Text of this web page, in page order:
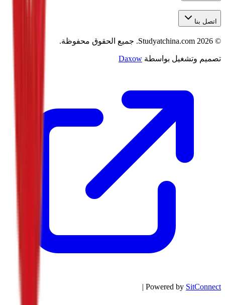
اتصل بنا
©
2026 جميع الحقوق محفوظة.
تصميم وتشغيل بواسطة Daxow
| Powered by SitConnect